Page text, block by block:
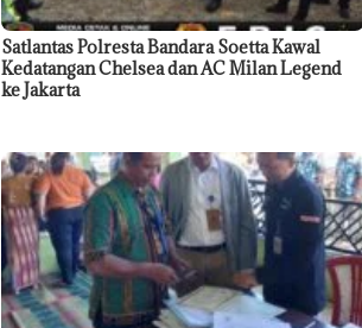
Satlantas Polresta Bandara Soetta Kawal
Kedatangan Chelsea dan AC Milan Legend
ke Jakarta